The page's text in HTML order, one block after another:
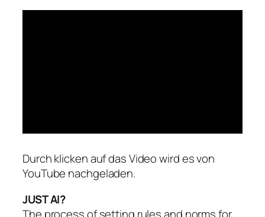
Durch klicken auf das Video wird es von
YouTube nachgeladen.
JUST AI?